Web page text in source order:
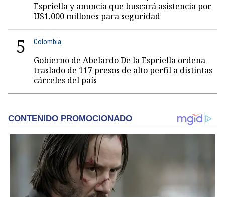
Espriella y anuncia que buscará asistencia por
US1.000 millones para seguridad
5 Colombia
Gobierno de Abelardo De la Espriella ordena
traslado de 117 presos de alto perfil a distintas
cárceles del país